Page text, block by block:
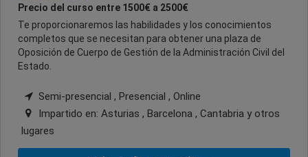
Precio del curso entre 1500€ a 2500€
Te proporcionaremos las habilidades y los conocimientos
completos que se necesitan para obtener una plaza de
Oposición de Cuerpo de Gestión de la Administración Civil del
Estado.
Semi-presencial , Presencial , Online
Impartido en: Asturias , Barcelona , Cantabria y otros
lugares